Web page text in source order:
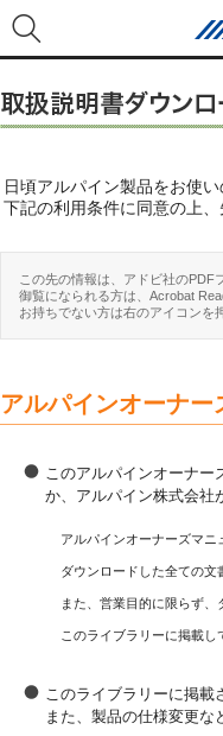
日頃アルパイン製品をお使
下記の利用条件に同意の上、
この先の情報は、アドビ社のPDF
御覧になられる方は、Acrobat
お持ちでない方は右のアイコンを
アルパインオーナ
このアルパインオーナー
か、アルパイン株式会社
アルパインオーナーズマ
ダウンロードした全ての
また、営業目的に限らず
このライブラリーに掲載
このライブラリーに掲載
また、製品の仕様変更